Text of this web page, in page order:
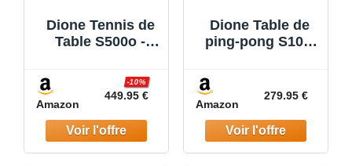
Dione Tennis de
Table S500o -
Outdoor - Table
de Ping Pong
274x152cm -
Portable- 10
Minuten
Assemblée
Amazon
449.95 €
-10%
Dione Table de
ping-pong S100i
cm - Plateau TT
bleu - Table de
ping-pong -
Prémontée - 60
kg
Amazon
279.95 €